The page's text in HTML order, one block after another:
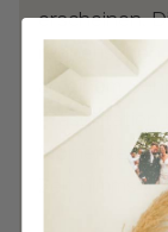
erscheinen.
an einem
Präsentation
Momente
Zeit nimmst,